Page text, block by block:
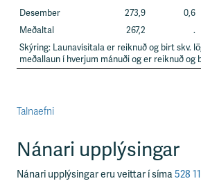
Desember
273,9 0,6
Meðaltal
267,2 .
Skýring: Launavísitala er reiknuð og birt skv.
meðallaun í hverjum mánuði og er reiknuð
Talnaefni
Nánari upplýsingar
Nánari upplýsingar eru veittar í síma528